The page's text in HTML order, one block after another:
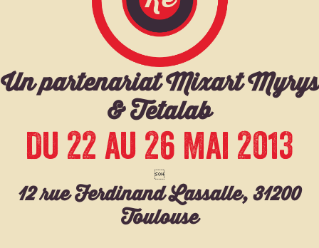
Un partenariat Mixart Myrys
& Tetalab
Du 22 au 26 Mai 2013

12 rue Ferdinand Lassalle, 31200
Toulouse